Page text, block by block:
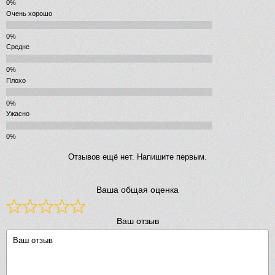
Очень хорошо
Средне
Плохо
Ужасно
Отзывов ещё нет. Напишите первым.
Ваша общая оценка
Ваш отзыв